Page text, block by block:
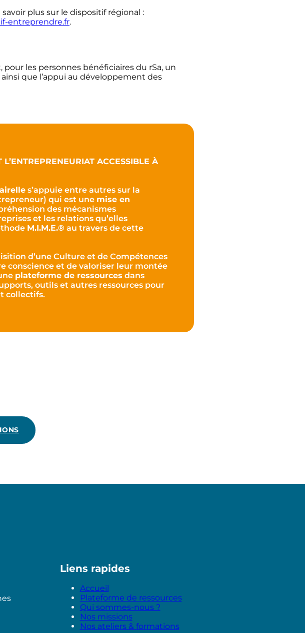
savoir plus sur le dispositif régional :
entreprendre.fr.
les personnes bénéficiaires du rSa, un
que l’appui au développement des
ACCESSIBLE À
airelle s’appuie entre autres sur la
qui est une mise en
des mécanismes
et les relations qu’elles
M.I.M.E.® au travers de cette
d’une Culture et de Compétences
conscience et de valoriser leur montée
plateforme de ressources dans
outils et autres ressources pour
collectifs.
Liens rapides
Accueil
Plateforme de ressources
Qui sommes-nous ?
Nos missions
Nos ateliers & formations